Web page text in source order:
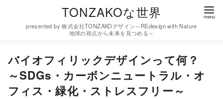
TONZAKOな世界
presented by 株式会社TONZAKOデザイン～REdesign with Nature
地球の視点から未来を見つめる～
バイオフィリックデザインって何？
～SDGs・カーボンニュートラル・オ
フィス・緑化・ストレスフリー～